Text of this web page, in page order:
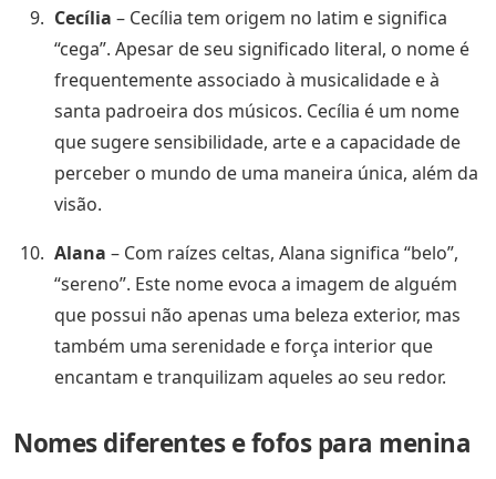
Cecília – Cecília tem origem no latim e significa
“cega”. Apesar de seu significado literal, o nome é
frequentemente associado à musicalidade e à
santa padroeira dos músicos. Cecília é um nome
que sugere sensibilidade, arte e a capacidade de
perceber o mundo de uma maneira única, além da
visão.
Alana – Com raízes celtas, Alana significa “belo”,
“sereno”. Este nome evoca a imagem de alguém
que possui não apenas uma beleza exterior, mas
também uma serenidade e força interior que
encantam e tranquilizam aqueles ao seu redor.
Nomes diferentes e fofos para menina